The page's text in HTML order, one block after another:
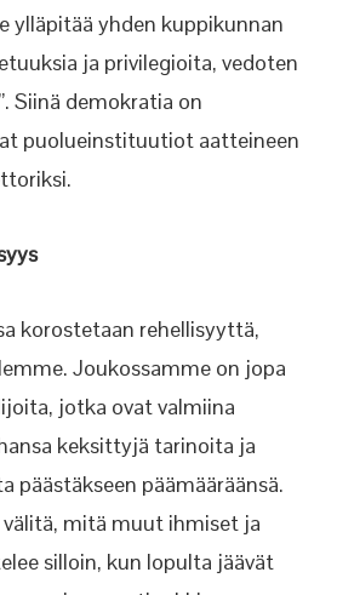
ylläpitää yhden kuppikunnan
ja privilegioita, vedoten
Siinä demokratia on
puolueinstituutiot aatteineen
korostetaan rehellisyyttä,
Joukossamme on jopa
jotka ovat valmiina
keksittyjä tarinoita ja
päästäkseen päämääräänsä.
mitä muut ihmiset ja
silloin, kun lopulta jäävät